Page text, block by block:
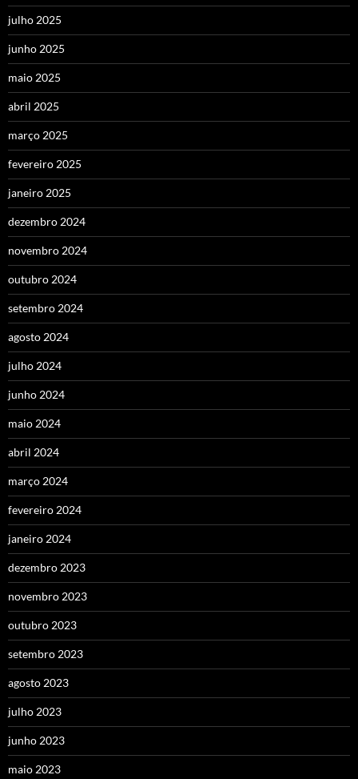
julho 2025
junho 2025
maio 2025
abril 2025
março 2025
fevereiro 2025
janeiro 2025
dezembro 2024
novembro 2024
outubro 2024
setembro 2024
agosto 2024
julho 2024
junho 2024
maio 2024
abril 2024
março 2024
fevereiro 2024
janeiro 2024
dezembro 2023
novembro 2023
outubro 2023
setembro 2023
agosto 2023
julho 2023
junho 2023
maio 2023